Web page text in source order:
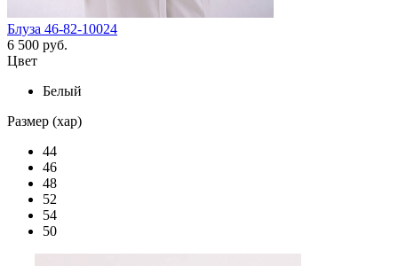
Блуза 46-82-10024
6 500 руб.
Цвет
Белый
Размер (хар)
44
46
48
52
54
50